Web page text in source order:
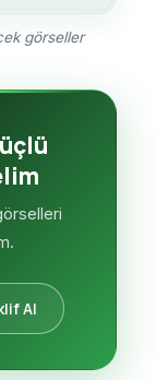
görseller
Al